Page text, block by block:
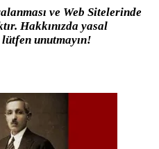
ve Web Sitelerinde
Hakkınızda yasal
unutmayın!